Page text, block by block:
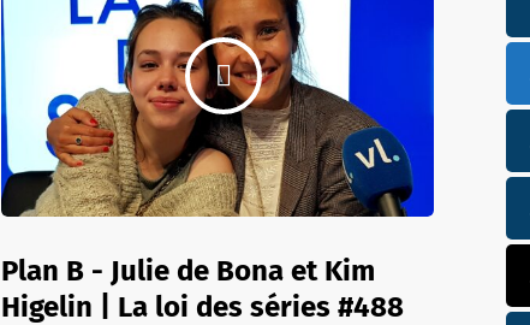
Plan B - Julie de Bona et Kim
Higelin | La loi des séries #488